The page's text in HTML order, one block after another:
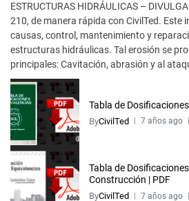
ESTRUCTURAS HIDRÁULICAS –
210, de manera rápida con CivilTed. Este
causas, control, mantenimiento y
estructuras hidráulicas. Tal erosión se
principales: Cavitación, abrasión y al
Tabla de
ByCivilTed 7 años ago
Tabla de
Construcción | PDF
ByCivilTed 7 años ago